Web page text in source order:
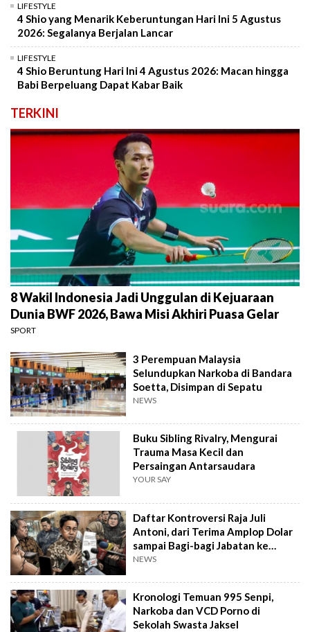
LIFESTYLE
4 Shio yang Menarik Keberuntungan Hari Ini 5 Agustus
2026: Segalanya Berjalan Lancar
LIFESTYLE
4 Shio Beruntung Hari Ini 4 Agustus 2026: Macan hingga
Babi Berpeluang Dapat Kabar Baik
TERKINI
8 Wakil Indonesia Jadi Unggulan di Kejuaraan
Dunia BWF 2026, Bawa Misi Akhiri Puasa Gelar
SPORT
3 Perempuan Malaysia
Selundupkan Narkoba di Bandara
Soetta, Disimpan di Sepatu
NEWS
Buku Sibling Rivalry, Mengurai
Trauma Masa Kecil dan
Persaingan Antarsaudara
YOUR SAY
Daftar Kontroversi Raja Juli
Antoni, dari Terima Amplop Dolar
sampai Bagi-bagi Jabatan ke
Kader PSI
NEWS
Kronologi Temuan 995 Senpi,
Narkoba dan VCD Porno di
Sekolah Swasta Jaksel